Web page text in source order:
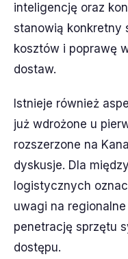
inteligencję oraz
stanowią konkretny
kosztów i poprawę
dostaw.
Istnieje również
już wdrożone u
rozszerzone na
dyskusje. Dla
logistycznych
uwagi na
penetrację sprzętu
dostępu.